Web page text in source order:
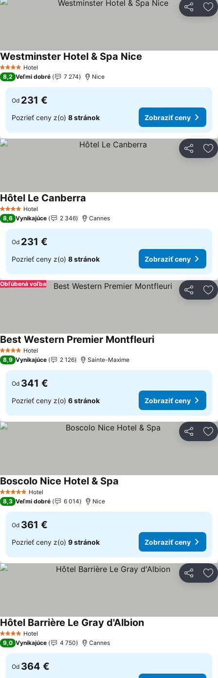
Zdieľať
4 Počet hviezdičiek
Hotel
Westminster Hotel & Spa Nice
8,2 Veľmi dobré 7 274 Nice
Od 231 €
Pozrieť ceny z(o) 8 stránok Zobraziť ceny
Zdieľať
4 Počet hviezdičiek
Hotel
Hôtel Le Canberra
8,6 Vynikajúce 2 346 Cannes
Od 231 €
Pozrieť ceny z(o) 8 stránok Zobraziť ceny
Zdieľať
Obľúbená voľba
4 Počet hviezdičiek
Hotel
Best Western Premier MontfleuriZobraziť ceny
8,9 Vynikajúce 2 126 Sainte-Maxime
Od 341 €
Pozrieť ceny z(o) 6 stránok Zobraziť ceny
Zdieľať
5 Počet hviezdičiek
Hotel
Boscolo Nice Hotel & Spa
8,3 Veľmi dobré 6 014 Nice
Od 361 €
Pozrieť ceny z(o) 9 stránok Zobraziť ceny
Zdieľať
4 Počet hviezdičiek
Hotel
Hôtel Barrière Le Gray d'AlbionZobraziť ceny
9,0 Vynikajúce 4 750 Cannes
Od 364 €